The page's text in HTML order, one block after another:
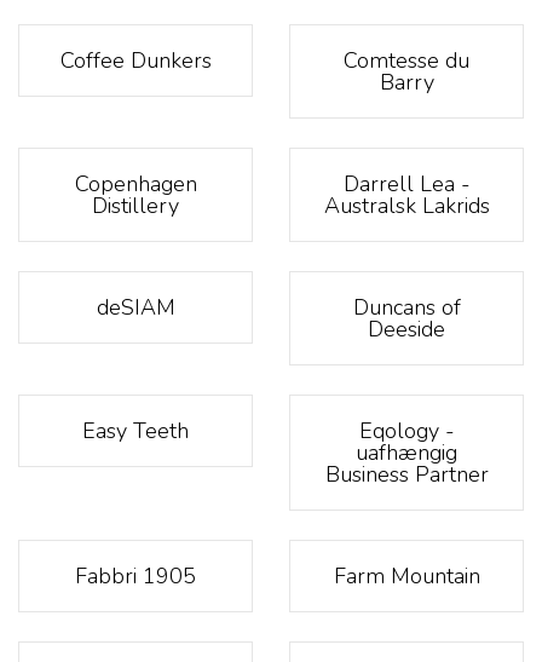
Coffee Dunkers Comtesse du
Barry
Copenhagen
Distillery
Darrell Lea -
Australsk Lakrids
deSIAM Duncans of
Deeside
Easy Teeth Eqology -
uafhængig
Business Partner
Fabbri 1905 Farm Mountain